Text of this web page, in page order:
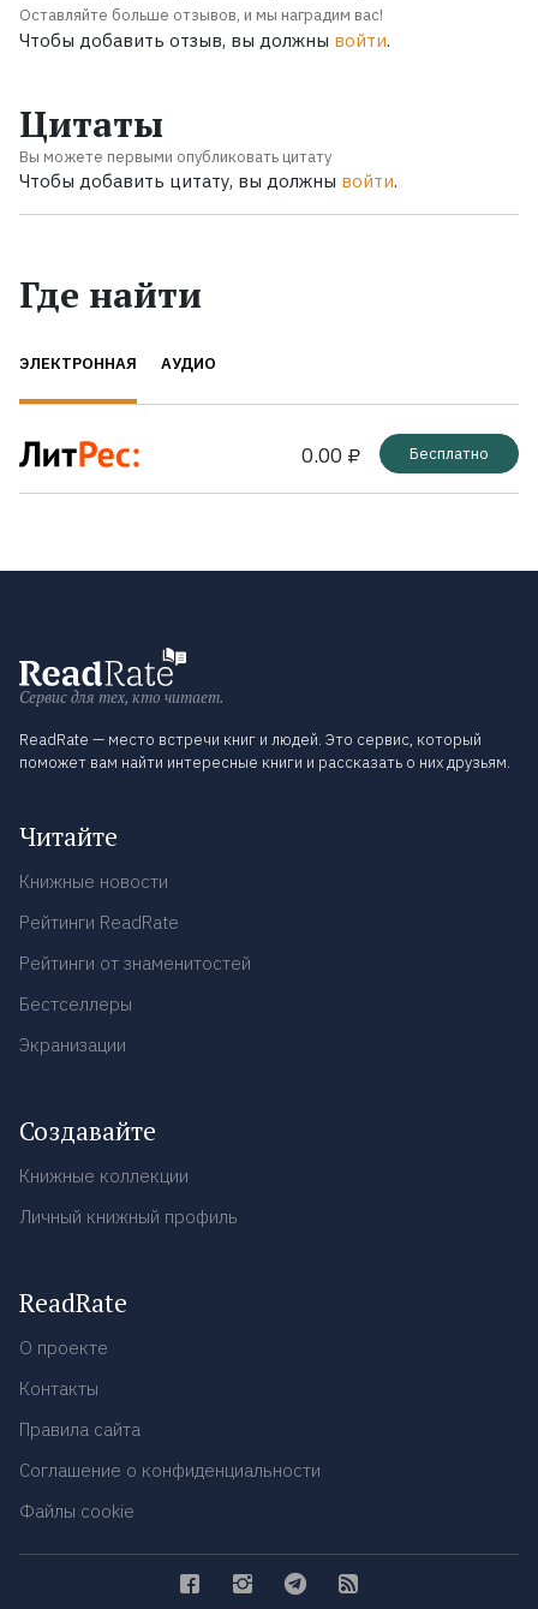
Оставляйте больше отзывов, и мы наградим вас!
Чтобы добавить отзыв, вы должны войти.
Цитаты
Вы можете первыми опубликовать цитату
Чтобы добавить цитату, вы должны войти.
Где найти
ЭЛЕКТРОННАЯ АУДИО
0.00 ₽ Бесплатно
Сервис для тех, кто читает.
ReadRate — место встречи книг и людей. Это сервис, который
поможет вам найти интересные книги и рассказать о них друзьям.
Читайте
Книжные новости
Рейтинги ReadRate
Рейтинги от знаменитостей
Бестселлеры
Экранизации
Создавайте
Книжные коллекции
Личный книжный профиль
ReadRate
О проекте
Контакты
Правила сайта
Соглашение о конфиденциальности
Файлы cookie